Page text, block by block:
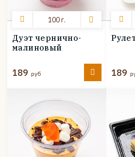
100 г.
Дуэт чернично-
малиновый
189 руб 189